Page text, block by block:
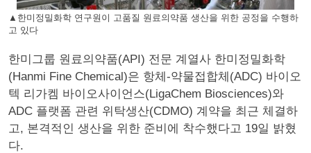
▲한미정밀화학 연구원이 고품질 원료의약품 생산을 위한 공정을 수행하
고 있다
한미그룹 원료의약품(API) 전문 계열사 한미정밀화학
(Hanmi Fine Chemical)은 항체-약물접합체(ADC) 바이오
텍 리가켐 바이오사이언스(LigaChem Biosciences)와
ADC 플랫폼 관련 위탁생산(CDMO) 계약을 최근 체결하
고, 본격적인 생산을 위한 준비에 착수했다고 19일 밝혔
다.